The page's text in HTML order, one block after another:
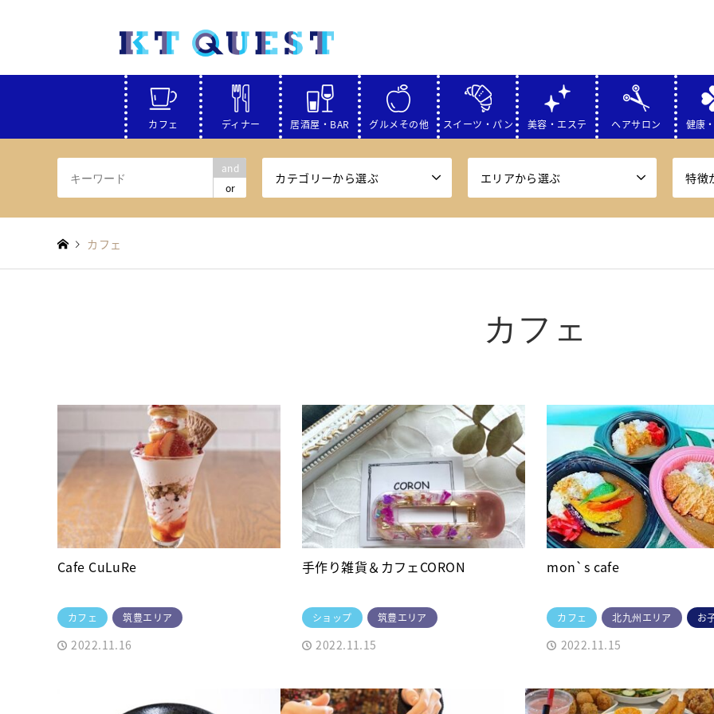
カフェ ディナー 居酒屋・BAR グルメその他 スイーツ・パン 美容・エステ ヘアサロン 健康
and
or
カテゴリーから選ぶ エリアから選ぶ 特徴
カフェ
カフェ
Cafe CuLuRe
カフェ 筑豊エリア
2022.11.16
手作り雑貨＆カフェCORON
ショップ 筑豊エリア
2022.11.15
mon`s cafe
カフェ 北九州エリア お
2022.11.15